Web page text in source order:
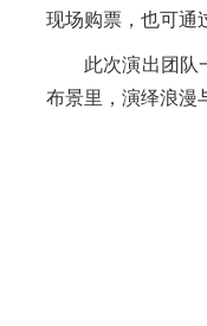
现场购票，也可通
此次演出团队一
布景里，演绎浪漫